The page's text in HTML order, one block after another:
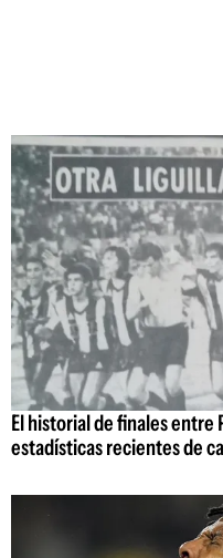
El historial de finales entre
estadísticas recientes de